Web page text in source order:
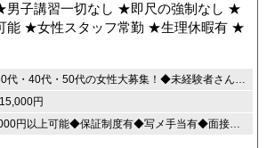
男子講習一切なし ★即尺の強制なし ★
能 ★女性スタッフ常勤 ★生理休暇有 ★
円